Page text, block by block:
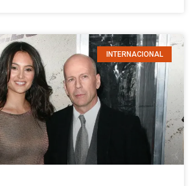
INTERNACIONAL